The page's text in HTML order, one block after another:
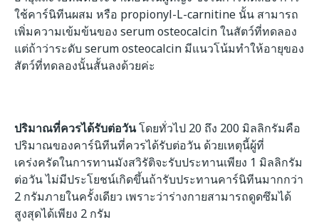
ใช้คาร์นิทีนผสม หรือ propionyl-L-carnitine นั้น สามารถ
เพิ่มความเข้มข้นของ serum osteocalcin ในสัตว์ที่ทดลอง
แต่ถ้าว่าระดับ serum osteocalcin มีแนวโน้มทำให้อายุของ
สัตว์ที่ทดลองนั้นสั้นลงด้วยค่ะ
ปริมาณที่ควรได้รับต่อวันโดยทั่วไป 20 ถึง 200 มิลลิกรัมคือ
ปริมาณของคาร์นิทีนที่ควรได้รับต่อวัน ด้วยเหตุนี้ผู้ที่
เคร่งครัดในการทานมังสวิรัติจะรับประทานเพียง 1 มิลลิกรัม
ต่อวันไม่มีประโยชน์เกิดขึ้นถ้ารับประทานคาร์นิทีนมากกว่า
2 กรัมภายในครั้งเดียว เพราะว่าร่างกายสามารถดูดซึมได้
สูงสุดได้เพียง 2 กรัม